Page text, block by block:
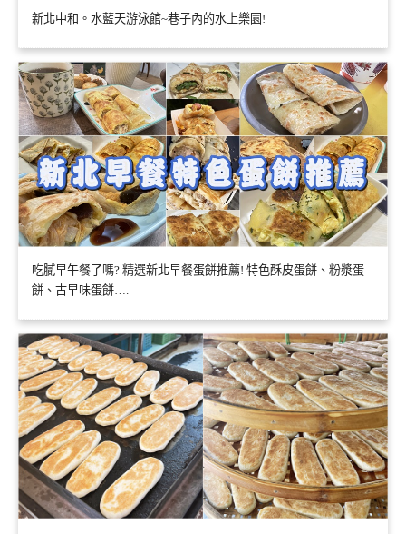
新北中和。水藍天游泳館~巷子內的水上樂園!
吃膩早午餐了嗎? 精選新北早餐蛋餅推薦! 特色酥皮蛋餅、粉漿蛋
餅、古早味蛋餅….